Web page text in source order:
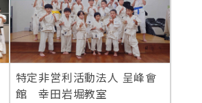
特定非営利活動法人 呈峰會
館 幸田岩堀教室